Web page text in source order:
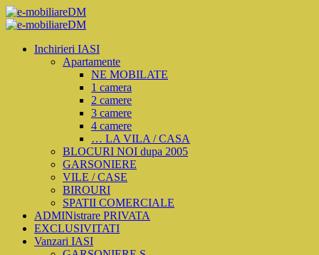
Inchirieri IASI
Apartamente
NE MOBILATE
1 camera
2 camere
3 camere
4 camere
… LA VILA / CASA
BLOCURI NOI dupa 2005
GARSONIERE
VILE / CASE
BIROURI
SPATII COMERCIALE
ADMINistrare PRIVATA
EXCLUSIVITATI
Vanzari IASI